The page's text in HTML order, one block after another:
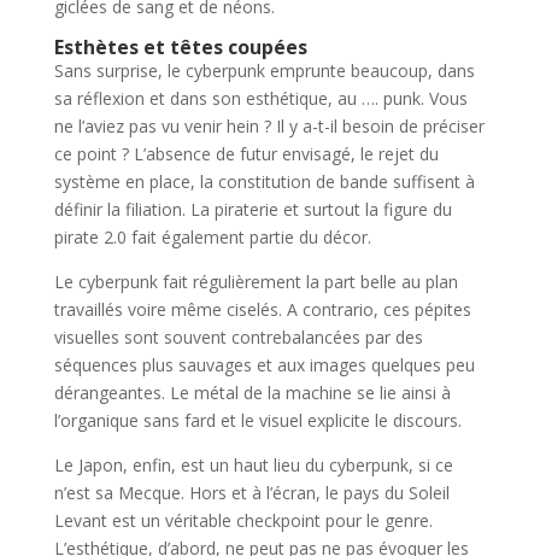
giclées de sang et de néons.
Esthètes et têtes coupées
Sans surprise, le cyberpunk emprunte beaucoup, dans
sa réflexion et dans son esthétique, au …. punk. Vous
ne l’aviez pas vu venir hein ? Il y a-t-il besoin de préciser
ce point ? L’absence de futur envisagé, le rejet du
système en place, la constitution de bande suffisent à
définir la filiation. La piraterie et surtout la figure du
pirate 2.0 fait également partie du décor.
Le cyberpunk fait régulièrement la part belle au plan
travaillés voire même ciselés. A contrario, ces pépites
visuelles sont souvent contrebalancées par des
séquences plus sauvages et aux images quelques peu
dérangeantes. Le métal de la machine se lie ainsi à
l’organique sans fard et le visuel explicite le discours.
Le Japon, enfin, est un haut lieu du cyberpunk, si ce
n’est sa Mecque. Hors et à l’écran, le pays du Soleil
Levant est un véritable checkpoint pour le genre.
L’esthétique, d’abord, ne peut pas ne pas évoquer les